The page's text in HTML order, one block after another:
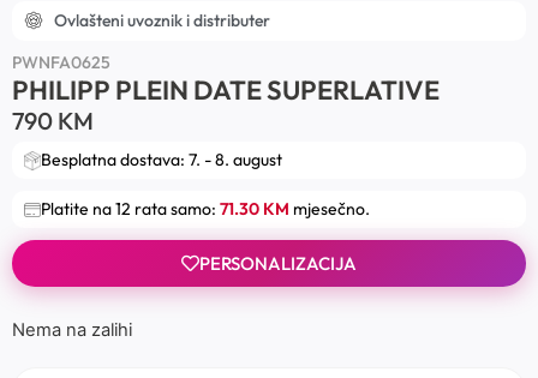
Ovlašteni uvoznik i distributer
PWNFA0625
PHILIPP PLEIN DATE SUPERLATIVE
790 KM
Besplatna dostava: 7. - 8. august
Platite na 12 rata samo: 71.30 KM mjesečno.
PERSONALIZACIJA
Nema na zalihi